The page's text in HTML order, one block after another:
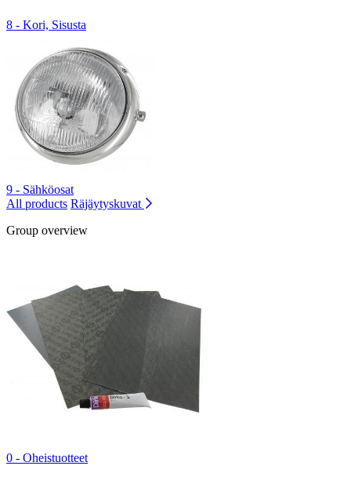
8 - Kori, Sisusta
9 - Sähköosat
All products Räjäytyskuvat
Group overview
0 - Oheistuotteet